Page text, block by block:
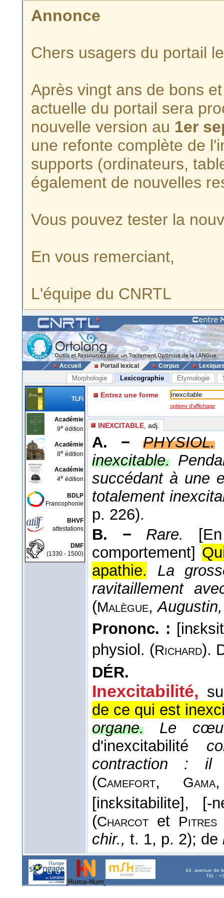
Annonce
Chers usagers du portail
Après vingt ans de bons
actuelle du portail sera
nouvelle version au 1er
une refonte complète de
supports (ordinateurs,
également de nouvelles
Vous pouvez tester la
En vous remerciant,
L'équipe du CNRTL
Accueil Portail lexical Corpus
Morphologie Lexicographie Etymologie
TLFi
Académie
9e édition
Académie
8e édition
Académie
4e édition
BDLP
Francophonie
BHVF
attestations
DMF
(1330 - 1500)
Entrez une forme
options d'affichage
INEXCITABLE , adj.
A. −
PHYSIOL.
inexcitable.
succédant à une
totalement
p. 226).
B. −
Rare.
comportement]
apathie.
La
ravitaillement
(Malègue,
Prononc. :
physiol. (Richard).
DÉR.
Inexcitabilité,
de ce qui est
organe.
Le
d'inexcitabilité
contraction : il
(Camefort, Gama
[inεksitabilite],
(Charcot et Pitres
chir., t. 1, p. 2); de
44, avenue de
Tél. :